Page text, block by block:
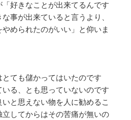
好きなことが出来てるんです
事が出来ていると言うより、
められたのがいい」と仰いま
とても儲かってはいたのです
る、とも思っていないのです
と思えない物を人に勧めるこ
してからはその苦痛が無いの